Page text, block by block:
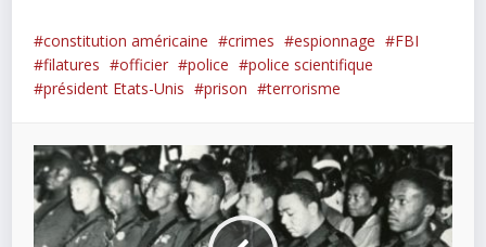
constitution américaine crimes espionnage
FBI
filatures
officier police
police scientifique
président Etats-Unis
prison terrorisme